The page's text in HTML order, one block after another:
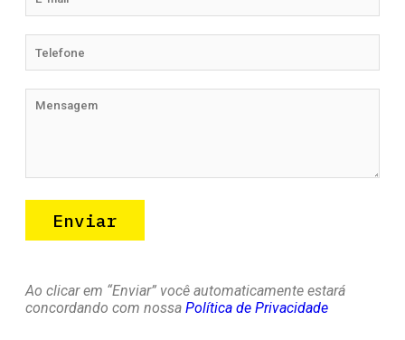
Ao clicar em “Enviar” você automaticamente estará
concordando com nossa Política de Privacidade